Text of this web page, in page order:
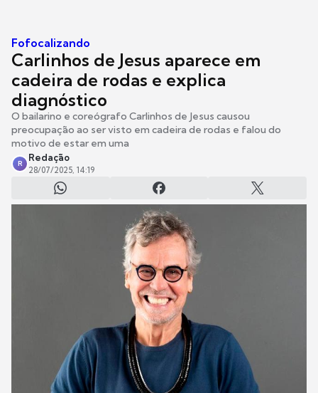
Fofocalizando
Carlinhos de Jesus aparece em
cadeira de rodas e explica
diagnóstico
O bailarino e coreógrafo Carlinhos de Jesus causou
preocupação ao ser visto em cadeira de rodas e falou do
motivo de estar em uma
R
Redação
28/07/2025, 14:19